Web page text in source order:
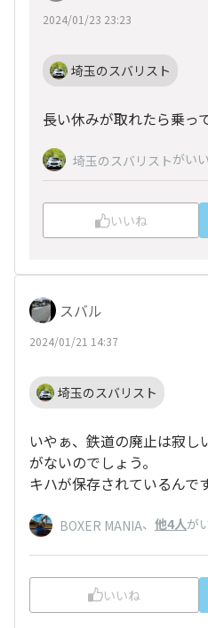
2024/01/23 23:23
埼玉のスバリスト
長い休みが取れたら乗っ
埼玉のスバリストがい
いいね
スバル
2024/01/21 14:37
埼玉のスバリスト
いやぁ、鉄道の廃止は寂し
がないのでしょう。
キハが保存されているんで
BOXER MANIA、 他4人が
いいね